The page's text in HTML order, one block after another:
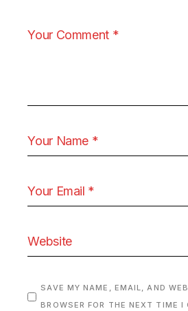
SAVE MY NAME, EMAIL, AND
BROWSER FOR THE NEXT TIME I